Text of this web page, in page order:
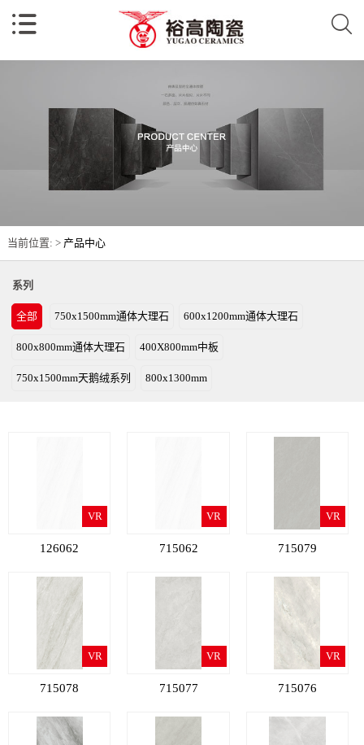
当前位置: > 产品中心
系列
全部 750x1500mm通体大理石 600x1200mm通体大理石
800x800mm通体大理石 400X800mm中板
750x1500mm天鹅绒系列 800x1300mm
126062
VR
715062
VR
715079
VR
715078
VR
715077
VR
715076
VR